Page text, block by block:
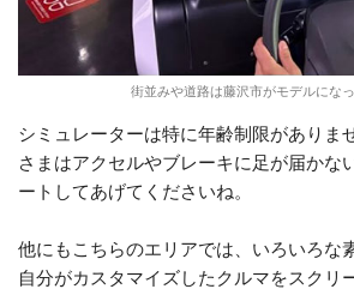
街並みや道路は藤沢市がモデルにな
シミュレーターは特に年齢制限がありま
さまはアクセルやブレーキに足が届かな
ートしてあげてくださいね。
他にもこちらのエリアでは、いろいろな
自分がカスタマイズしたクルマをスクリ